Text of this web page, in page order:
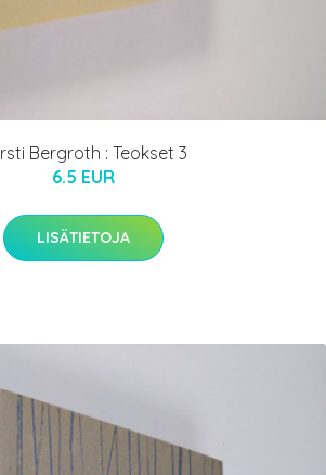
Bergroth : Teokset 3
6.5 EUR
LISÄTIETOJA